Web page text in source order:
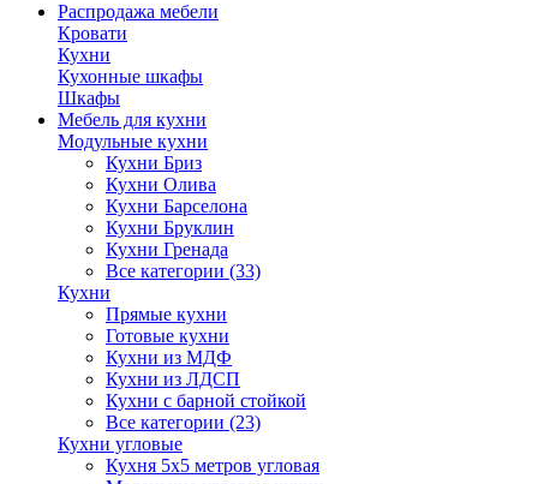
Распродажа мебели
Кровати
Кухни
Кухонные шкафы
Шкафы
Мебель для кухни
Модульные кухни
Кухни Бриз
Кухни Олива
Кухни Барселона
Кухни Бруклин
Кухни Гренада
Все категории (33)
Кухни
Прямые кухни
Готовые кухни
Кухни из МДФ
Кухни из ЛДСП
Кухни с барной стойкой
Все категории (23)
Кухни угловые
Кухня 5х5 метров угловая